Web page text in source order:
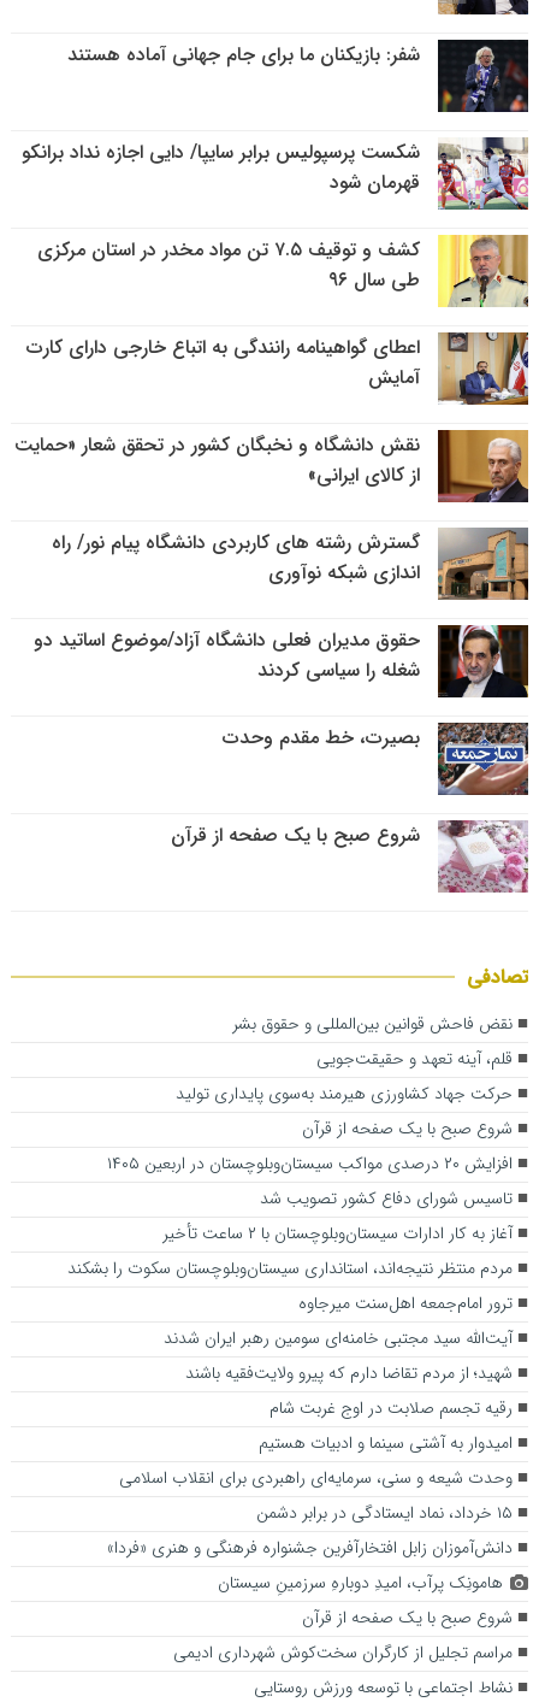
شفر: بازیکنان ما برای جام جهانی آماده هستند
شکست پرسپولیس برابر سایپا/ دایی اجازه نداد برانکو
قهرمان شود
کشف و توقیف ۷.۵ تن مواد مخدر در استان مرکزی
طی سال ۹۶
اعطای گواهینامه رانندگی به اتباع خارجی دارای کارت
آمایش
نقش دانشگاه و نخبگان کشور در تحقق شعار «حمایت
از کالای ایرانی»
گسترش رشته های کاربردی دانشگاه پیام نور/ راه
اندازی شبکه نوآوری
حقوق مدیران فعلی دانشگاه آزاد/موضوع اساتید دو
شغله را سیاسی کردند
بصیرت، خط مقدم وحدت
شروع صبح با یک صفحه از قرآن
تصادفی
نقض فاحش قوانین بین‌المللی و حقوق بشر
قلم، آینه تعهد و حقیقت‌جویی
حرکت جهاد کشاورزی هیرمند به‌سوی پایداری تولید
شروع صبح با یک صفحه از قرآن
افزایش ۲۰ درصدی مواکب سیستان‌وبلوچستان در اربعین ۱۴۰۵
تاسیس شورای دفاع کشور تصویب شد
آغاز به‌ کار ادارات سیستان‌وبلوچستان با ۲ ساعت تأخیر
مردم منتظر نتیجه‌اند، استانداری سیستان‌وبلوچستان سکوت را بشکند
ترور امام‌جمعه اهل‌سنت میرجاوه
آیت‌الله سید مجتبی خامنه‌ای سومین رهبر ایران شدند
شهید؛ از مردم تقاضا دارم که پیرو ولایت‌فقیه باشند
رقیه تجسم صلابت در اوج غربت شام
امیدوار به آشتی سینما و ادبیات هستیم
وحدت شیعه و سنی، سرمایه‌ای راهبردی برای انقلاب اسلامی
۱۵ خرداد، نماد ایستادگی در برابر دشمن
دانش‌آموزان زابل افتخارآفرین جشنواره فرهنگی‌ و هنری «فردا»
هامونِک پرآب، امیدِ دوبارهِ سرزمینِ سیستان
شروع صبح با یک صفحه از قرآن
مراسم تجلیل از کارگران سخت‌کوش شهرداری ادیمی
نشاط اجتماعی با توسعه ورزش روستایی